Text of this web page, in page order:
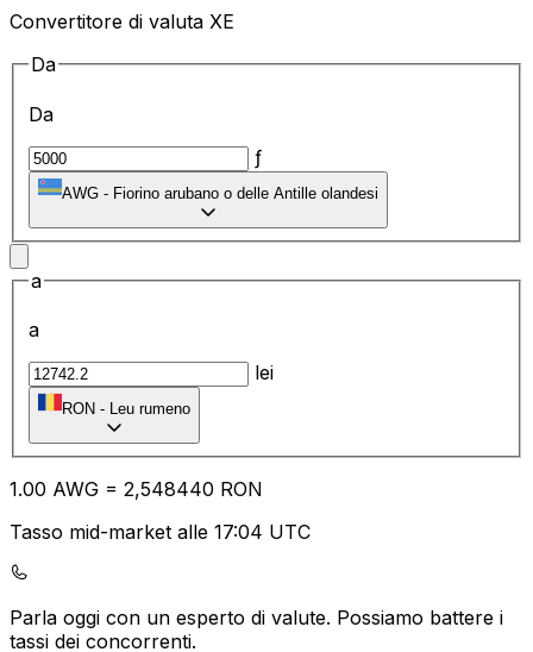
Convertitore di valuta XE
Da
Da
ƒ
AWG - Fiorino arubano o delle Antille olandesi
a
a
lei
RON - Leu rumeno
1.00 AWG = 2,548440 RON
Tasso mid-market alle 17:04 UTC
Parla oggi con un esperto di valute. Possiamo battere i
tassi dei concorrenti.